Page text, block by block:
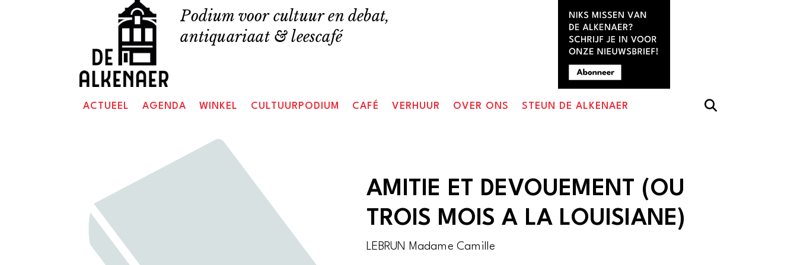
Podium voor cultuur en debat,
antiquariaat & leescafé
ACTUEEL AGENDA WINKEL CULTUURPODIUM CAFÉ VERHUUR OVER ONS STEUN DE ALKENAER
AMITIE ET DEVOUEMENT (OU
TROIS MOIS A LA LOUISIANE)
LEBRUN Madame Camille